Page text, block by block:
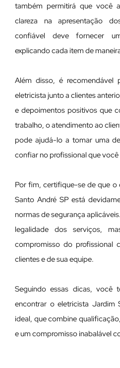
também permitirá que você
clareza na apresentação
confiável deve fornecer
explicando cada item de
Além disso, é recomendável
eletricista junto a clientes
e depoimentos positivos que
trabalho, o atendimento ao
pode ajudá-lo a tomar uma
confiar no profissional que
Por fim, certifique-se de que o
Santo André SP está
normas de segurança
legalidade dos serviços,
compromisso do profissional
clientes e de sua equipe.
Seguindo essas dicas, você
encontrar o eletricista Jardim
ideal, que combine
e um compromisso inabalável